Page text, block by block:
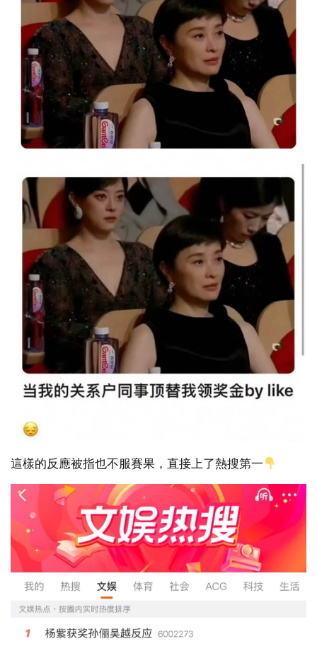
這樣的反應被指也不服賽果，直接上了熱搜第一